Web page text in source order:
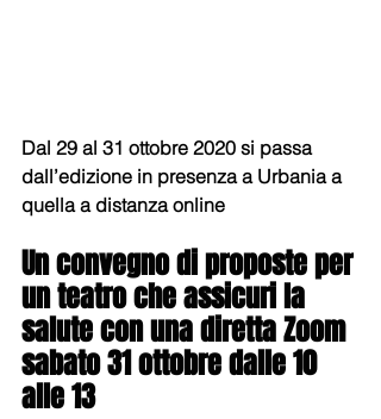
Dal 29 al 31 ottobre 2020 si passa
dall’edizione in presenza a Urbania a
quella a distanza online
Un convegno di proposte per
un teatro che assicuri la
salute con una diretta Zoom
sabato 31 ottobre dalle 10
alle 13